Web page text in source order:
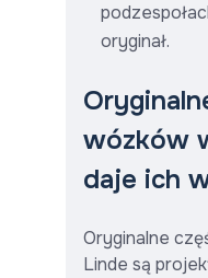
oryginał.
wózków
daje ich
Oryginalne
Linde są